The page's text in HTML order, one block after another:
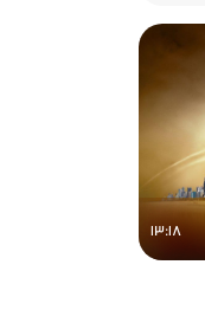
13:18